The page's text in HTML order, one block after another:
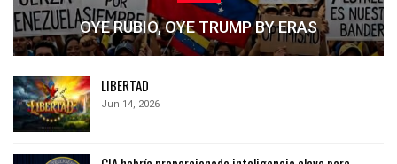
OYE RUBIO, OYE TRUMP BY ERAS
LIBERTAD
Jun 14, 2026